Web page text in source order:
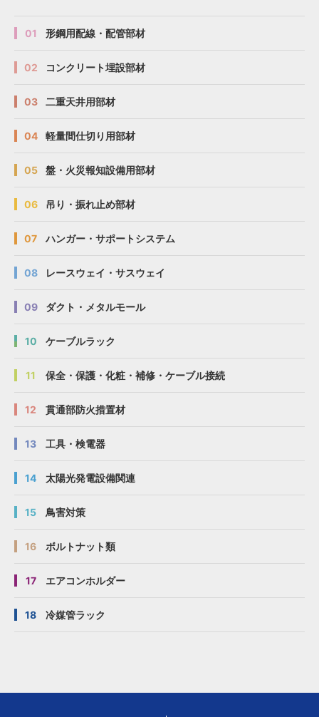
01 形鋼用配線・配管部材
02 コンクリート埋設部材
03 二重天井用部材
04 軽量間仕切り用部材
05 盤・火災報知設備用部材
06 吊り・振れ止め部材
07 ハンガー・サポートシステム
08 レースウェイ・サスウェイ
09 ダクト・メタルモール
10 ケーブルラック
11 保全・保護・化粧・補修・ケーブル接続
12 貫通部防火措置材
13 工具・検電器
14 太陽光発電設備関連
15 鳥害対策
16 ボルトナット類
17 エアコンホルダー
18 冷媒管ラック